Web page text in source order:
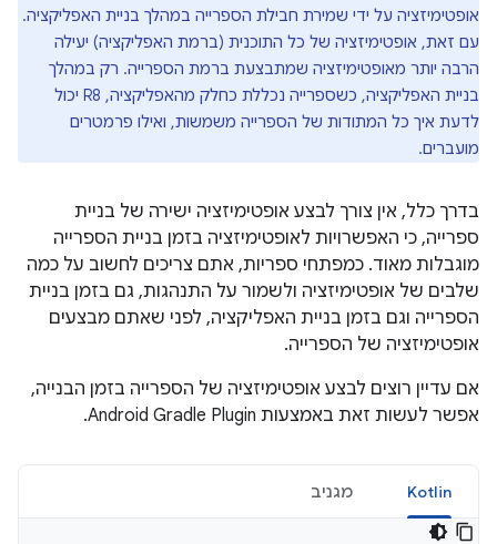
אופטימיזציה על ידי שמירת חבילת הספרייה במהלך בניית האפליקציה.
עם זאת, אופטימיזציה של כל התוכנית (ברמת האפליקציה) יעילה
הרבה יותר מאופטימיזציה שמתבצעת ברמת הספרייה. רק במהלך
בניית האפליקציה, כשספרייה נכללת כחלק מהאפליקציה, R8 יכול
לדעת איך כל המתודות של הספרייה משמשות, ואילו פרמטרים
מועברים.
בדרך כלל, אין צורך לבצע אופטימיזציה ישירה של בניית
ספרייה, כי האפשרויות לאופטימיזציה בזמן בניית הספרייה
מוגבלות מאוד. כמפתחי ספריות, אתם צריכים לחשוב על כמה
שלבים של אופטימיזציה ולשמור על התנהגות, גם בזמן בניית
הספרייה וגם בזמן בניית האפליקציה, לפני שאתם מבצעים
אופטימיזציה של הספרייה.
אם עדיין רוצים לבצע אופטימיזציה של הספרייה בזמן הבנייה,
אפשר לעשות זאת באמצעות Android Gradle Plugin.
Kotlin מגניב